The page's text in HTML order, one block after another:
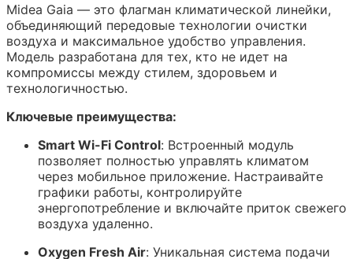
Midea Gaia — это флагман климатической линейки,
объединяющий передовые технологии очистки
воздуха и максимальное удобство управления.
Модель разработана для тех, кто не идет на
компромиссы между стилем, здоровьем и
технологичностью.
Ключевые преимущества:
Smart Wi-Fi Control: Встроенный модуль
позволяет полностью управлять климатом
через мобильное приложение. Настраивайте
графики работы, контролируйте
энергопотребление и включайте приток свежего
воздуха удаленно.
Oxygen Fresh Air: Уникальная система подачи